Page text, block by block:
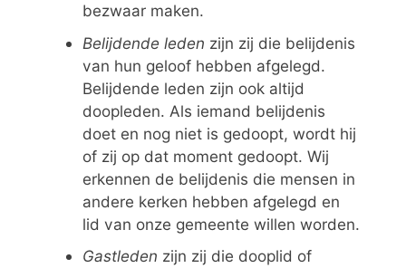
bezwaar maken.
Belijdende leden zijn zij die belijdenis
van hun geloof hebben afgelegd.
Belijdende leden zijn ook altijd
doopleden. Als iemand belijdenis
doet en nog niet is gedoopt, wordt hij
of zij op dat moment gedoopt. Wij
erkennen de belijdenis die mensen in
andere kerken hebben afgelegd en
lid van onze gemeente willen worden.
Gastleden zijn zij die dooplid of